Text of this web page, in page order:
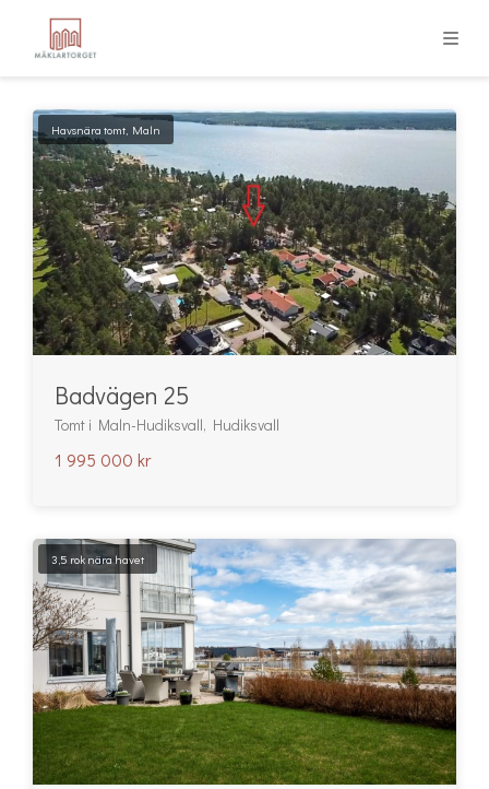
Havsnära tomt, Maln
Badvägen 25
Tomt i Maln-Hudiksvall, Hudiksvall
1 995 000 kr
3,5 rok nära havet